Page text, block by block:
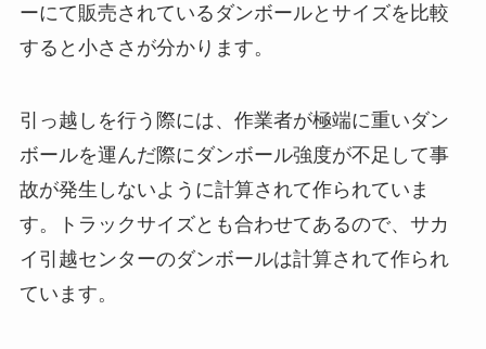
ーにて販売されているダンボールとサイズを比較
すると小ささが分かります。
引っ越しを行う際には、作業者が極端に重いダン
ボールを運んだ際にダンボール強度が不足して事
故が発生しないように計算されて作られていま
す。トラックサイズとも合わせてあるので、サカ
イ引越センターのダンボールは計算されて作られ
ています。